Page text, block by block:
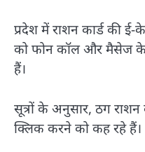
प्रदेश में राशन कार्ड की
को फोन कॉल और मैसेज के
हैं।
सूत्रों के अनुसार, ठग
क्लिक करने को कह रहे हैं।